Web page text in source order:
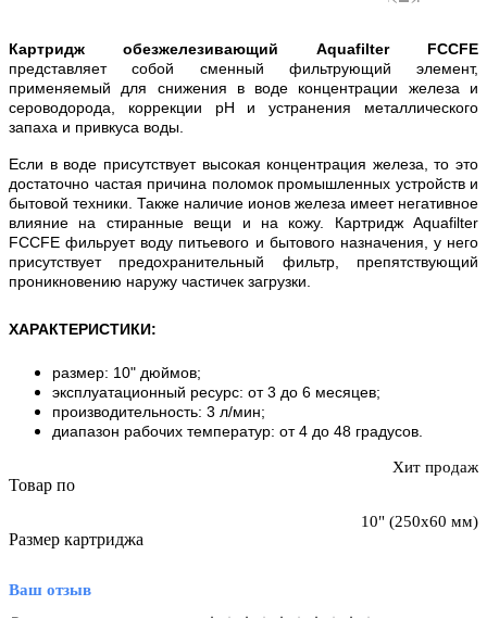
Картридж обезжелезивающий Aquafilter FCCFE
представляет собой сменный фильтрующий элемент,
применяемый для снижения в воде концентрации железа и
сероводорода, коррекции pH и устранения металлического
запаха и привкуса воды.
Если в воде присутствует высокая концентрация железа, то это
достаточно частая причина поломок промышленных устройств и
бытовой техники. Также наличие ионов железа имеет негативное
влияние на стиранные вещи и на кожу. Картридж Aquafilter
FCCFE фильрует воду питьевого и бытового назначения, у него
присутствует предохранительный фильтр, препятствующий
проникновению наружу частичек загрузки.
ХАРАКТЕРИСТИКИ:
размер: 10" дюймов;
эксплуатационный ресурс: от 3 до 6 месяцев;
производительность: 3 л/мин;
диапазон рабочих температур: от 4 до 48 градусов.
Товар по
Хит продаж
Размер картриджа
10" (250х60 мм)
Ваш отзыв